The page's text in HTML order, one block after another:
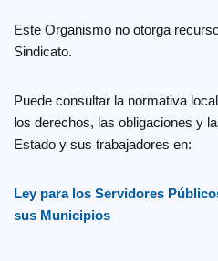
Este Organismo no otorga
Sindicato.
Puede consultar la normativa
los derechos, las obligaciones y
Estado y sus trabajadores en:
Ley para los Servidores
sus Municipios